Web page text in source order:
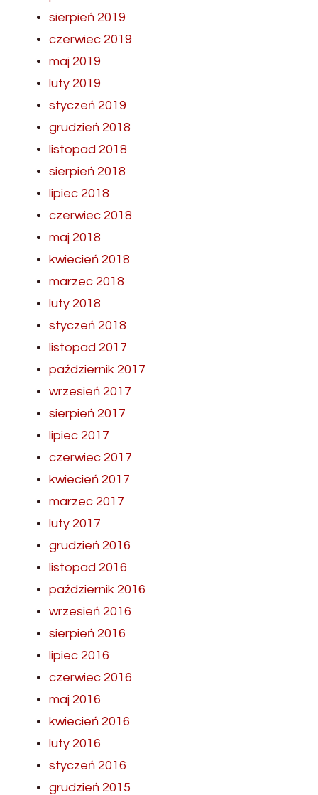
sierpień 2019
czerwiec 2019
maj 2019
luty 2019
styczeń 2019
grudzień 2018
listopad 2018
sierpień 2018
lipiec 2018
czerwiec 2018
maj 2018
kwiecień 2018
marzec 2018
luty 2018
styczeń 2018
listopad 2017
październik 2017
wrzesień 2017
sierpień 2017
lipiec 2017
czerwiec 2017
kwiecień 2017
marzec 2017
luty 2017
grudzień 2016
listopad 2016
październik 2016
wrzesień 2016
sierpień 2016
lipiec 2016
czerwiec 2016
maj 2016
kwiecień 2016
luty 2016
styczeń 2016
grudzień 2015